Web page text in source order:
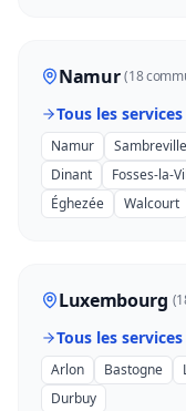
Namur (18
Tous les
Namur Sambreville
Dinant
Fosses-la-
Éghezée
Walcourt
Luxembourg
Tous les
Arlon Bastogne
Durbuy